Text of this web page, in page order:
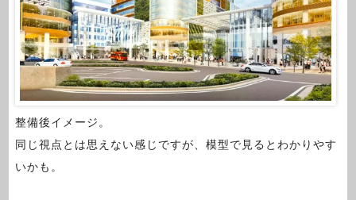
整備後イメージ。
同じ視点とは思えない感じですが、模型で見るとわかりやす
いかも。